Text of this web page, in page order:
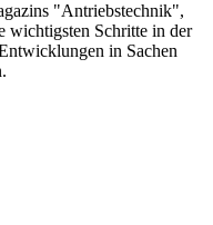
"Antriebstechnik",
wichtigsten Schritte in der
in Sachen